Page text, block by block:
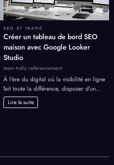
SEO ET TRAFIC
Créer un tableau de bord SEO
maison avec Google Looker
Studio
team trafic referencement
À l’ère du digital où la visibilité en ligne
fait toute la différence, disposer d’un…
Lire la suite